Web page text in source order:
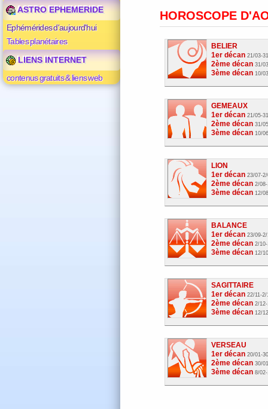
ASTRO EPHEMERIDE
Ephémérides d'aujourd'hui
Tables planétaires
LIENS INTERNET
contenus gratuits & liens web
HOROSCOPE
BELIER
1er décan 21/03-
2ème décan 31/
3ème décan 10/
GEMEAUX
1er décan 21/05-
2ème décan 31/
3ème décan 10/
LION
1er décan 23/07-
2ème décan 2/
3ème décan 12/
BALANCE
1er décan 23/09-
2ème décan 2/
3ème décan 12/
SAGITTAIRE
1er décan 22/11-2/
2ème décan 2/
3ème décan 12/
VERSEAU
1er décan 20/01-
2ème décan 30/
3ème décan 8/